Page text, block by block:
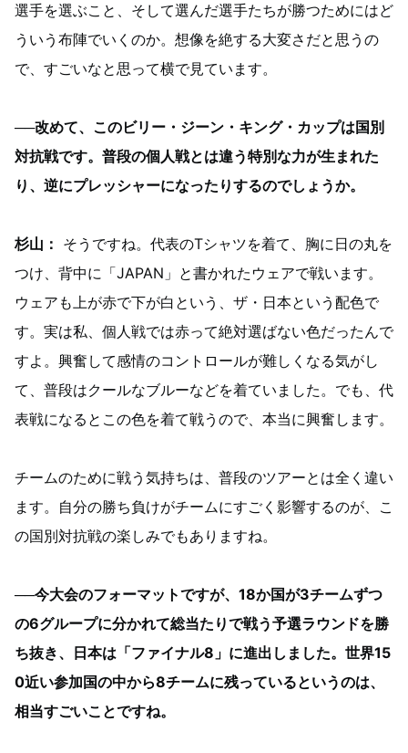
選手を選ぶこと、そして選んだ選手たちが勝つためにはど
ういう布陣でいくのか。想像を絶する大変さだと思うの
で、すごいなと思って横で見ています。
──改めて、このビリー・ジーン・キング・カップは国別
対抗戦です。普段の個人戦とは違う特別な力が生まれた
り、逆にプレッシャーになったりするのでしょうか。
杉山： そうですね。代表のTシャツを着て、胸に日の丸を
つけ、背中に「JAPAN」と書かれたウェアで戦います。
ウェアも上が赤で下が白という、ザ・日本という配色で
す。実は私、個人戦では赤って絶対選ばない色だったんで
すよ。興奮して感情のコントロールが難しくなる気がし
て、普段はクールなブルーなどを着ていました。でも、代
表戦になるとこの色を着て戦うので、本当に興奮します。
チームのために戦う気持ちは、普段のツアーとは全く違い
ます。自分の勝ち負けがチームにすごく影響するのが、こ
の国別対抗戦の楽しみでもありますね。
──今大会のフォーマットですが、18か国が3チームずつ
の6グループに分かれて総当たりで戦う予選ラウンドを勝
ち抜き、日本は「ファイナル8」に進出しました。世界15
0近い参加国の中から8チームに残っているというのは、
相当すごいことですね。